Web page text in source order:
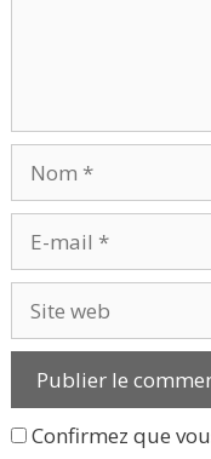
mail
web
Confirmez que